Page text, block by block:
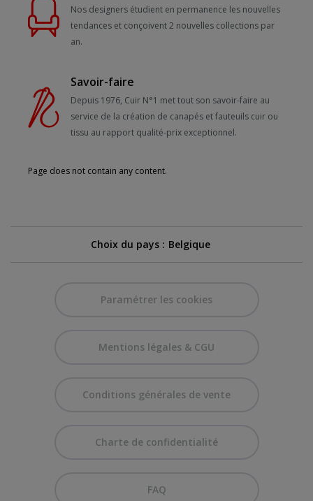
Nos designers étudient en permanence les nouvelles
tendances et conçoivent 2 nouvelles collections par
an.
Savoir-faire
Depuis 1976, Cuir N°1 met tout son savoir-faire au
service de la création de canapés et fauteuils cuir ou
tissu au rapport qualité-prix exceptionnel.
Page does not contain any content.
Choix du pays :
Paramétrer les cookies
Mentions légales & CGU
Conditions générales de vente
Charte de confidentialité
FAQ